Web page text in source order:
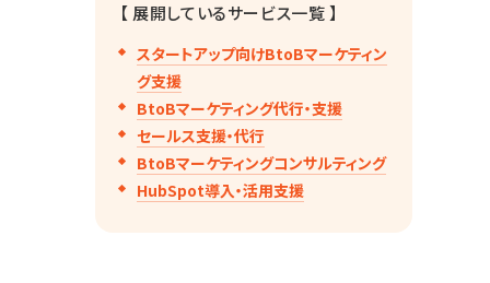
【 展開しているサービス一覧 】
スタートアップ向けBtoBマーケティン
グ支援
BtoBマーケティング代行・支援
セールス支援・代行
BtoBマーケティングコンサルティング
HubSpot導入・活用支援